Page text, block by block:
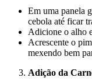
Em uma panela
cebola até ficar
Adicione o alho
Acrescente o
mexendo bem
Adição da